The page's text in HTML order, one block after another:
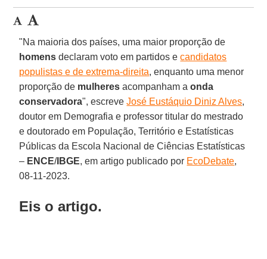
"Na maioria dos países, uma maior proporção de
homens declaram voto em partidos ecandidatos
populistas e de extrema-direita, enquanto uma menor
proporção de mulheres acompanham aonda
conservadora", escreveJosé Eustáquio Diniz Alves,
doutor em Demografia e professor titular do mestrado
e doutorado em População, Território e Estatísticas
Públicas da Escola Nacional de Ciências Estatísticas
– ENCE/IBGE, em artigo publicado por EcoDebate,
08-11-2023.
Eis o artigo.